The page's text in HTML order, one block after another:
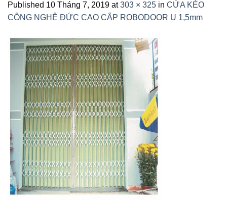
Published 10 Tháng 7, 2019 at303 × 325 in CỬA KÉO
CÔNG NGHỆ ĐỨC CAO CẤP ROBODOOR U 1,5mm